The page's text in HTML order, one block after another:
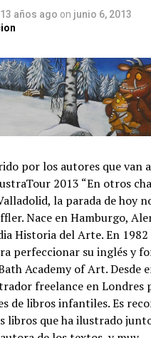
13 años ago on junio 6, 2013
por los autores que van
2013 “En otros
la parada de hoy
Nace en Hamburgo,
Historia del Arte. En
perfeccionar su inglés y
Academy of Art. Desde
freelance en Londres
de libros infantiles. Es
libros que ha ilustrado